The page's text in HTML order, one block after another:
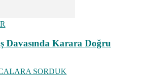
Davasında Karara Doğru
SORDUK